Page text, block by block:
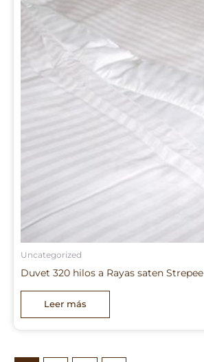
Uncategorized
Duvet 320 hilos a Rayas saten Strepee
Leer más